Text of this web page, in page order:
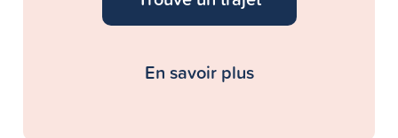
En savoir plus